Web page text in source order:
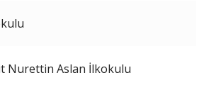
Nurettin Aslan İlkokulu